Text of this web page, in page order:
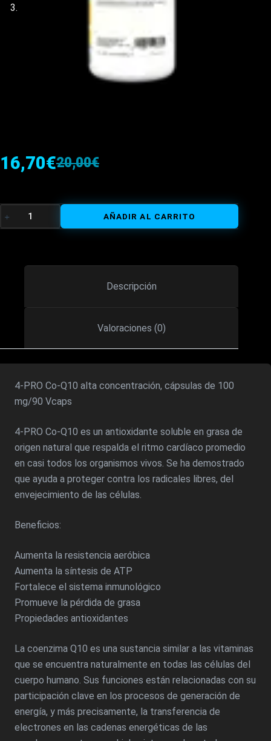
20,00€
precio
original
era:
20,00€.
16,70€
precio
actual
es:
16,70€.
CANTIDAD
AÑADIR AL CARRITO
Descripción
Valoraciones (0)
4-PRO Co-Q10 alta concentración, cápsulas de 100
mg/90 Vcaps
4-PRO Co-Q10 es un antioxidante soluble en grasa de
origen natural que respalda el ritmo cardíaco promedio
en casi todos los organismos vivos. Se ha demostrado
que ayuda a proteger contra los radicales libres, del
envejecimiento de las células.
Beneficios:
Aumenta la resistencia aeróbica
Aumenta la síntesis de ATP
Fortalece el sistema inmunológico
Promueve la pérdida de grasa
Propiedades antioxidantes
La coenzima Q10 es una sustancia similar a las vitaminas
que se encuentra naturalmente en todas las células del
cuerpo humano. Sus funciones están relacionadas con su
participación clave en los procesos de generación de
energía, y más precisamente, la transferencia de
electrones en las cadenas energéticas de las